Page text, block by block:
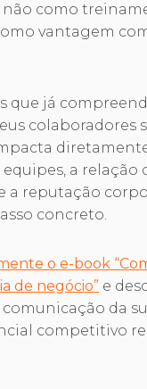
como
vantagem
que já
colaboradores
a relação
a reputação
concreto.
o e-book
de negócio” e
da
competitivo